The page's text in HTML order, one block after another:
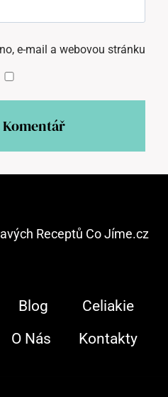
e-mail a webovou stránku
Receptů Co Jíme.cz
Blog
Celiakie
O Nás Kontakty